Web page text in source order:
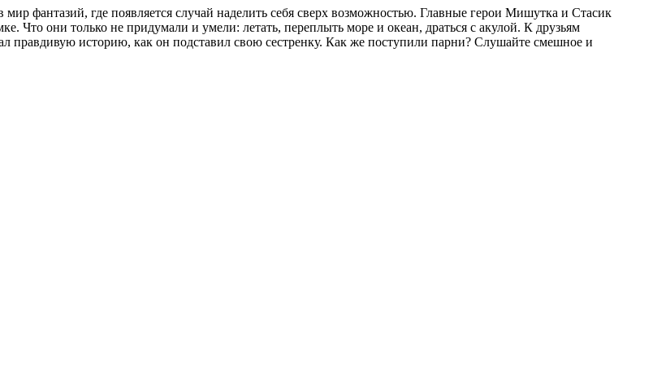
фантазий, где появляется случай наделить себя сверх возможностью. Главные герои Мишутка и Стасик
Что они только не придумали и умели: летать, переплыть море и океан, драться с акулой. К друзьям
правдивую историю, как он подставил свою сестренку. Как же поступили парни? Слушайте смешное и